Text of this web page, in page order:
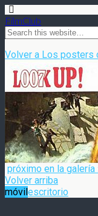
FilmClub
Volver a Los posters
próximo en la galería
Volver arriba
móvilescritorio